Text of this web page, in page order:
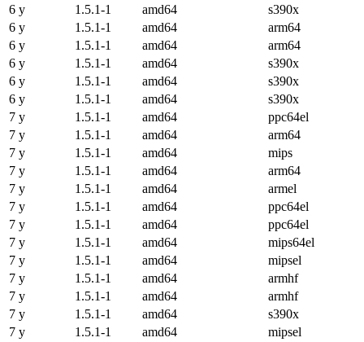
6 y
1.5.1-1 amd64
s390x
6 y
1.5.1-1 amd64
arm64
6 y
1.5.1-1 amd64
arm64
6 y
1.5.1-1 amd64
s390x
6 y
1.5.1-1 amd64
s390x
6 y
1.5.1-1 amd64
s390x
7 y
1.5.1-1 amd64
ppc64el
7 y
1.5.1-1 amd64
arm64
7 y
1.5.1-1 amd64
mips
7 y
1.5.1-1 amd64
arm64
7 y
1.5.1-1 amd64
armel
7 y
1.5.1-1 amd64
ppc64el
7 y
1.5.1-1 amd64
ppc64el
7 y
1.5.1-1 amd64
mips64el
7 y
1.5.1-1 amd64
mipsel
7 y
1.5.1-1 amd64
armhf
7 y
1.5.1-1 amd64
armhf
7 y
1.5.1-1 amd64
s390x
7 y
1.5.1-1 amd64
mipsel